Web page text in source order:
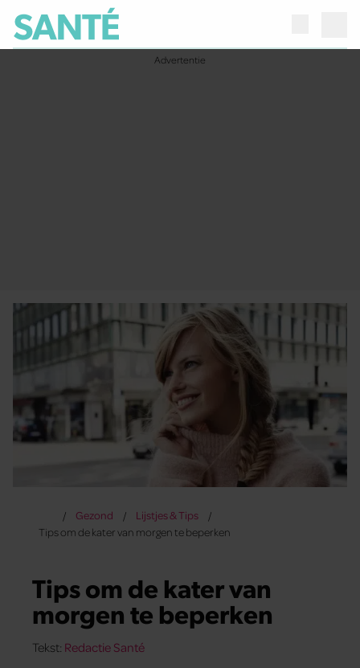
Gezond
Lijstjes & Tips
Tips om de kater van morgen te beperken
Tips om de kater van
morgen te beperken
Tekst: Redactie Santé